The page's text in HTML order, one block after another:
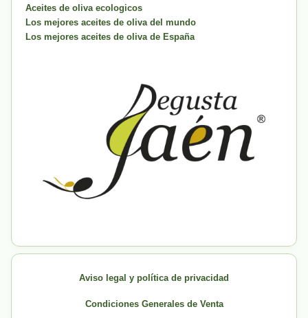
Aceites de oliva ecologicos
Los mejores aceites de oliva del mundo
Los mejores aceites de oliva de España
Aviso legal y política de privacidad
Condiciones Generales de Venta